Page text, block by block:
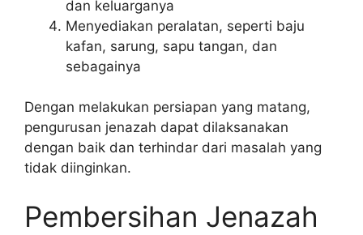
dan keluarganya
Menyediakan peralatan, seperti baju
kafan, sarung, sapu tangan, dan
sebagainya
Dengan melakukan persiapan yang matang,
pengurusan jenazah dapat dilaksanakan
dengan baik dan terhindar dari masalah yang
tidak diinginkan.
Pembersihan Jenazah